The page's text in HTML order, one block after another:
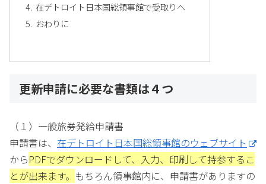
在デトロイト日本国総領事館で受取りへ
おわりに
更新申請に必要な書類は４つ
（１）一般旅券発給申請書
申請書は、 在デトロイト日本国総領事館のウェブサイト
からPDFでダウンロードして、入力、印刷して持参するこ
とが出来ます。 もちろん領事館内に、申請書がありますの